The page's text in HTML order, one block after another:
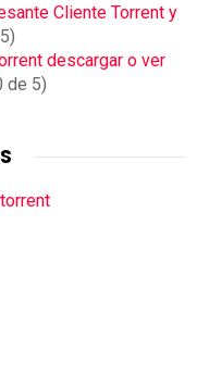
Cliente Torrent y
descargar o ver
de 5)